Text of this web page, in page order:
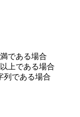
である場合
上である場合
列である場合